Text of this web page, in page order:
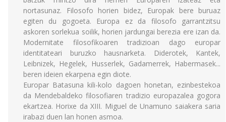
nortasunaz. Filosofo horien bidez, Europak bere buruaz
egiten du gogoeta. Europa ez da filosofo garrantzitsu
askoren sorlekua soilik, horien jardungai berezia ere izan da.
Modernitate filosofikoaren tradizioan dago europar
identitateari buruzko hausnarketa. Diderotek, Kantek,
Leibnizek, Hegelek, Husserlek, Gadamerrek, Habermasek...
beren ideien ekarpena egin diote.
Europar Batasuna kili-kolo dagoen honetan, ezinbestekoa
da Mendebaldeko filosofiaren tradizio europazalea gogora
ekartzea. Horixe da XIII. Miguel de Unamuno saiakera saria
irabazi duen lan honen asmoa.